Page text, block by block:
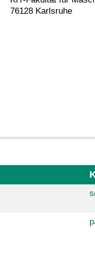
76128 Karlsruhe